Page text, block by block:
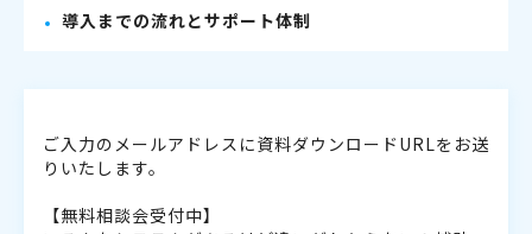
導入までの流れとサポート体制
ご入力のメールアドレスに資料ダウンロードURLをお送
りいたします。
【無料相談会受付中】